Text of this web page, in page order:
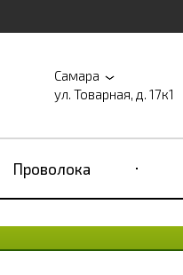
Самара
ул. Товарная, д. 17к1
Проволока